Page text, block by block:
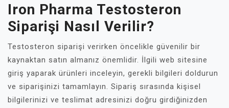
Iron Pharma Testosteron
Siparişi Nasıl Verilir?
Testosteron siparişi verirken öncelikle güvenilir bir
kaynaktan satın almanız önemlidir. İlgili web sitesine
giriş yaparak ürünleri inceleyin, gerekli bilgileri doldurun
ve siparişinizi tamamlayın. Sipariş sırasında kişisel
bilgilerinizi ve teslimat adresinizi doğru girdiğinizden